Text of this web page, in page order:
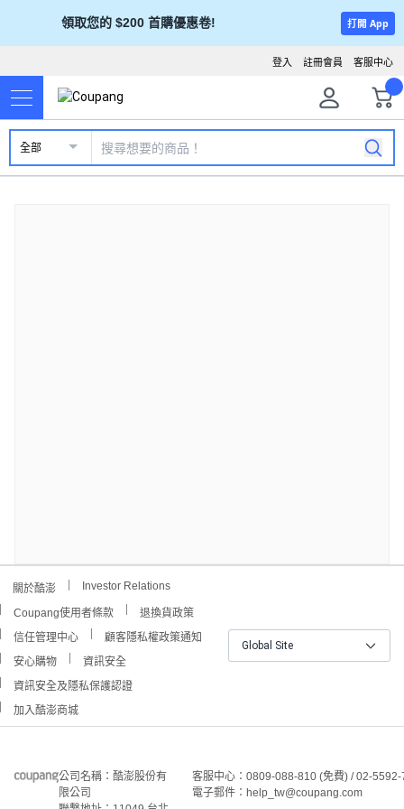
領取您的 $200 首購優惠卷! 打開 App
客服中心
註冊會員
登入
全部
關於酷澎 Investor Relations
Coupang使用者條款
退換貨政策
信任管理中心
顧客隱私權政策通知
安心購物
資訊安全
資訊安全及隱私保護認證
加入酷澎商城
Global Site
公司名稱：酷澎股份有
限公司
客服中心：0809-088-810 (免費) / 02-
電子郵件：help_tw@coupang.com